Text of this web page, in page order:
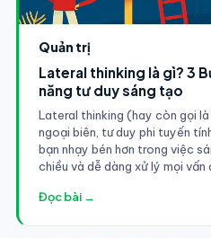
Quản trị
Lateral thinking là gì? 3
năng tư duy sáng tạo
Lateral thinking (hay còn gọi
ngoại biên, tư duy phi tuyến
bạn nhạy bén hơn trong việc
chiều và dễ dàng xử lý mọi vấn
Đọc bài →